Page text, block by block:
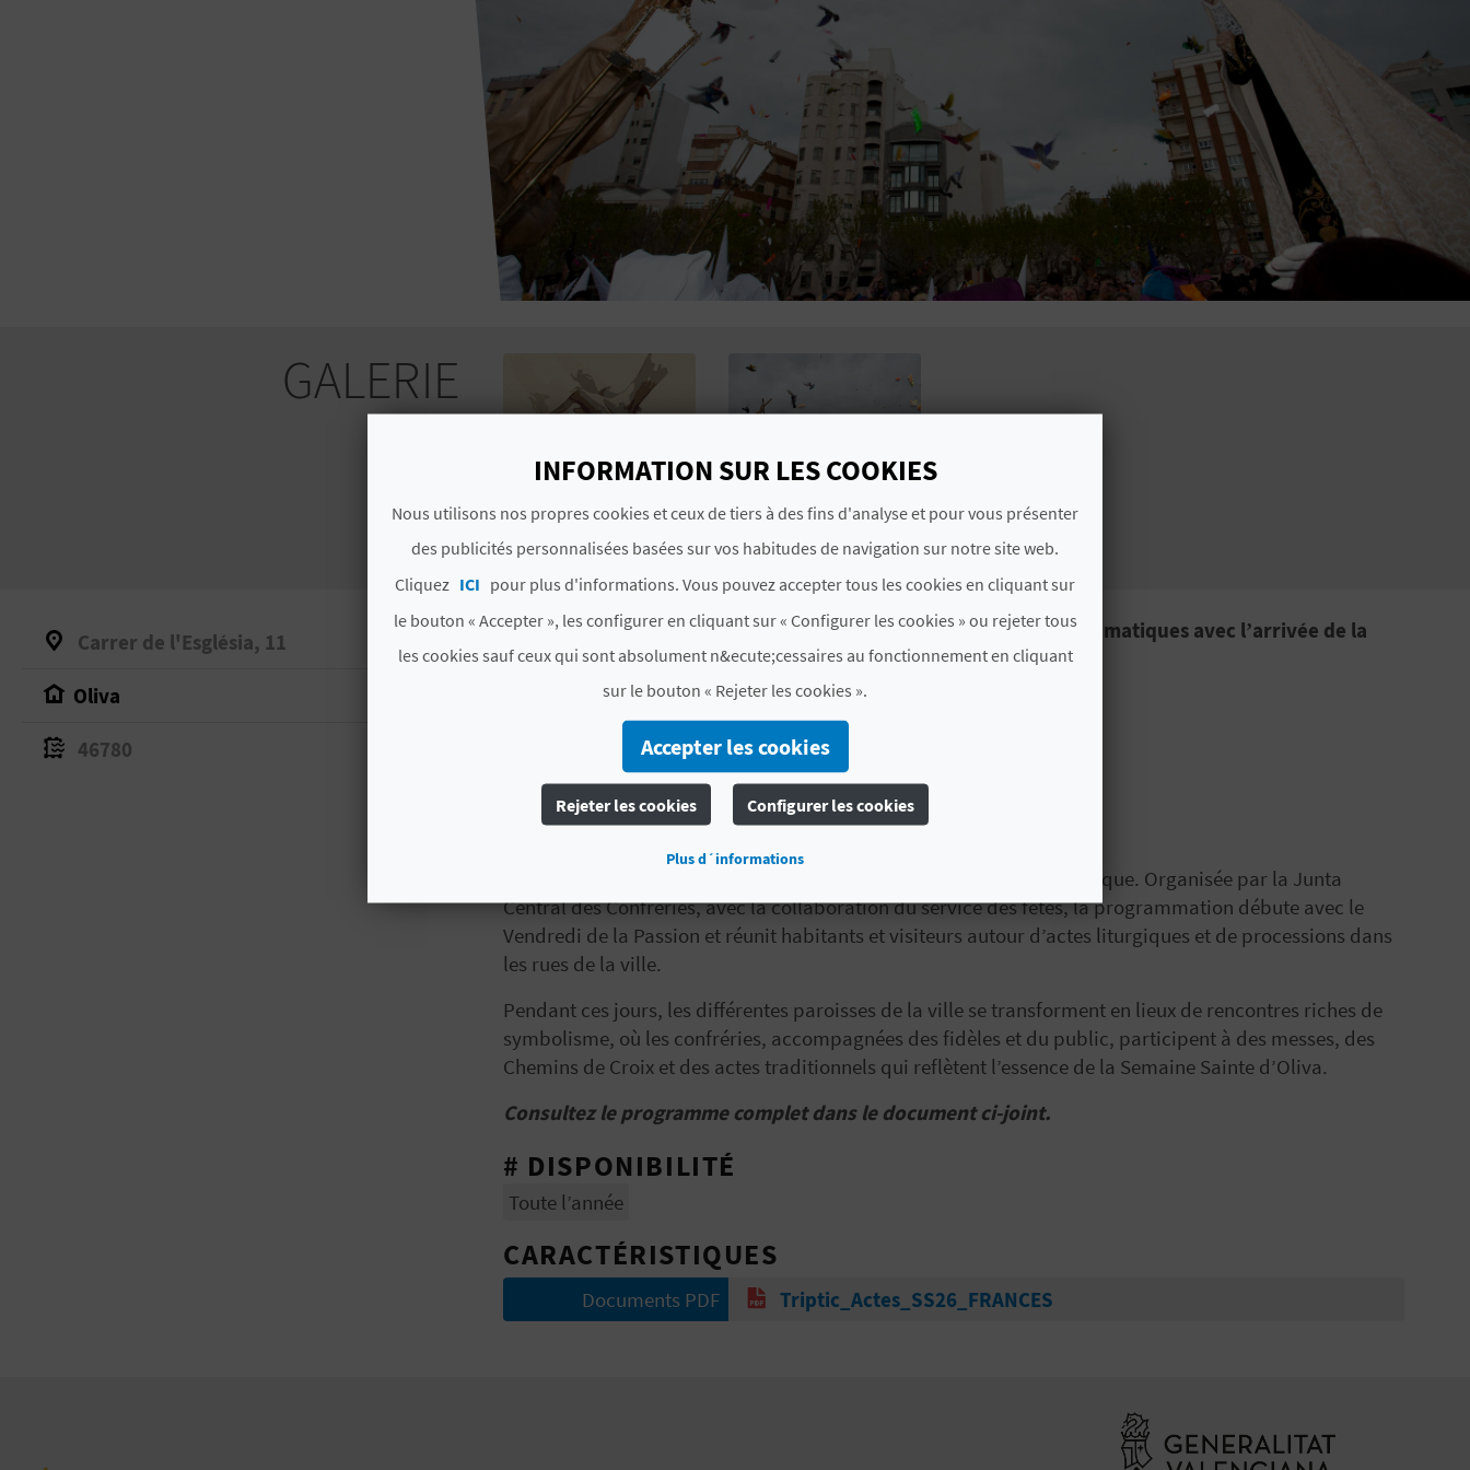
GALERIE
Carrer de l'Església, 11
Oliva
46780
✝️ Oliva se prépare à vivre l’une de ses célébrations les plus emblématiques avec l’arrivée de la
Semaine Sainte ✝️
PLUS D'INFORMATIONS
Date de début
25/03/2026
Date de fin
11/04/2026
Une fête qui combine tradition, dévotion et culture dans un cadre unique. Organisée par la Junta
Central des Confréries, avec la collaboration du service des fêtes, la programmation débute avec le
Vendredi de la Passion et réunit habitants et visiteurs autour d’actes liturgiques et de processions dans
les rues de la ville.
Pendant ces jours, les différentes paroisses de la ville se transforment en lieux de rencontres riches de
symbolisme, où les confréries, accompagnées des fidèles et du public, participent à des messes, des
Chemins de Croix et des actes traditionnels qui reflètent l’essence de la Semaine Sainte d’Oliva.
Consultez le programme complet dans le document ci-joint.
# DISPONIBILITÉ
Toute l’année
CARACTÉRISTIQUES
Documents PDF Triptic_Actes_SS26_FRANCES
INFORMATION SUR LES COOKIES
Nous utilisons nos propres cookies et ceux de tiers à des fins d'analyse et pour vous présenter
des publicités personnalisées basées sur vos habitudes de navigation sur notre site web.
Cliquez ICI pour plus d'informations. Vous pouvez accepter tous les cookies en cliquant sur
le bouton « Accepter », les configurer en cliquant sur « Configurer les cookies » ou rejeter tous
les cookies sauf ceux qui sont absolument n&ecute;cessaires au fonctionnement en cliquant
sur le bouton « Rejeter les cookies ».
Accepter les cookies
Rejeter les cookies Configurer les cookies
Plus d´informations